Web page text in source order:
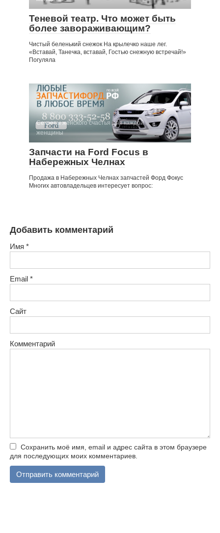
Теневой театр. Что может быть
более завораживающим?
Чистый беленький снежок На крылечко наше лег.
«Вставай, Танечка, вставай, Гостью снежную встречай!»
Погуляла
Секреты женского счастья для каждой
женщины
Запчасти на Ford Focus в
Набережных Челнах
Продажа в Набережных Челнах запчастей Форд Фокус
Многих автовладельцев интересует вопрос:
Добавить комментарий
Имя *
Email *
Сайт
Комментарий
Сохранить моё имя, email и адрес сайта в этом браузере
для последующих моих комментариев.